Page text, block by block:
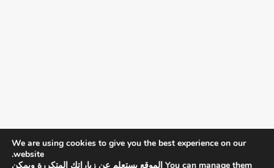
We are using cookies to give you the best experience on our
website.
You can manage them الموقع يستعلم عن زياراتك المتكررة ويمكن